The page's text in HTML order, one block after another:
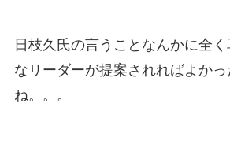
日枝久氏の言うことなんかに全
なリーダーが提案されればよか
ね。。。